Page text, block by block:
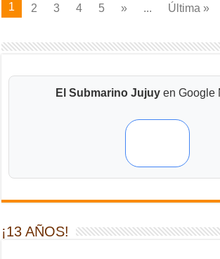
1 2 3 4 5 » ... Última »
El Submarino Jujuy en Google
¡13 AÑOS!